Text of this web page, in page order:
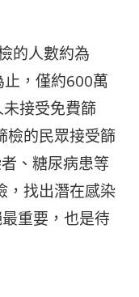
的人數約為
，僅約600萬
接受免費篩
檢的民眾接受篩
、糖尿病患等
，找出潛在感染
重要，也是待